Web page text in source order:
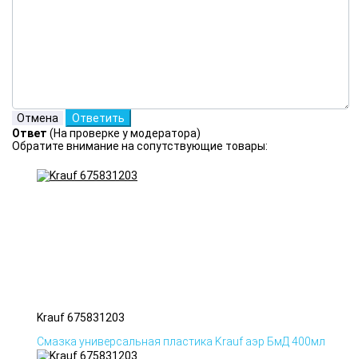
Ответ (На проверке у модератора)
Обратите внимание на сопутствующие товары:
Krauf 675831203
Смазка универсальная пластика Krauf аэр БмД 400мл